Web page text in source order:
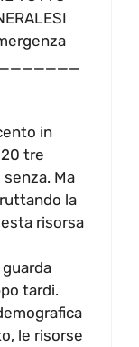
in
tre
Ma
la
risorsa
tardi.
le risorse